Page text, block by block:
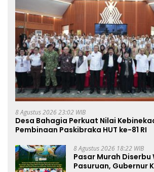
8 Agustus 2026 23:02 WIB
Desa Bahagia Perkuat Nilai
Pembinaan Paskibraka HUT ke-81 RI
8 Agustus 2026 18:22 WIB
Pasar Murah Diserbu
Pasuruan, Gubernur